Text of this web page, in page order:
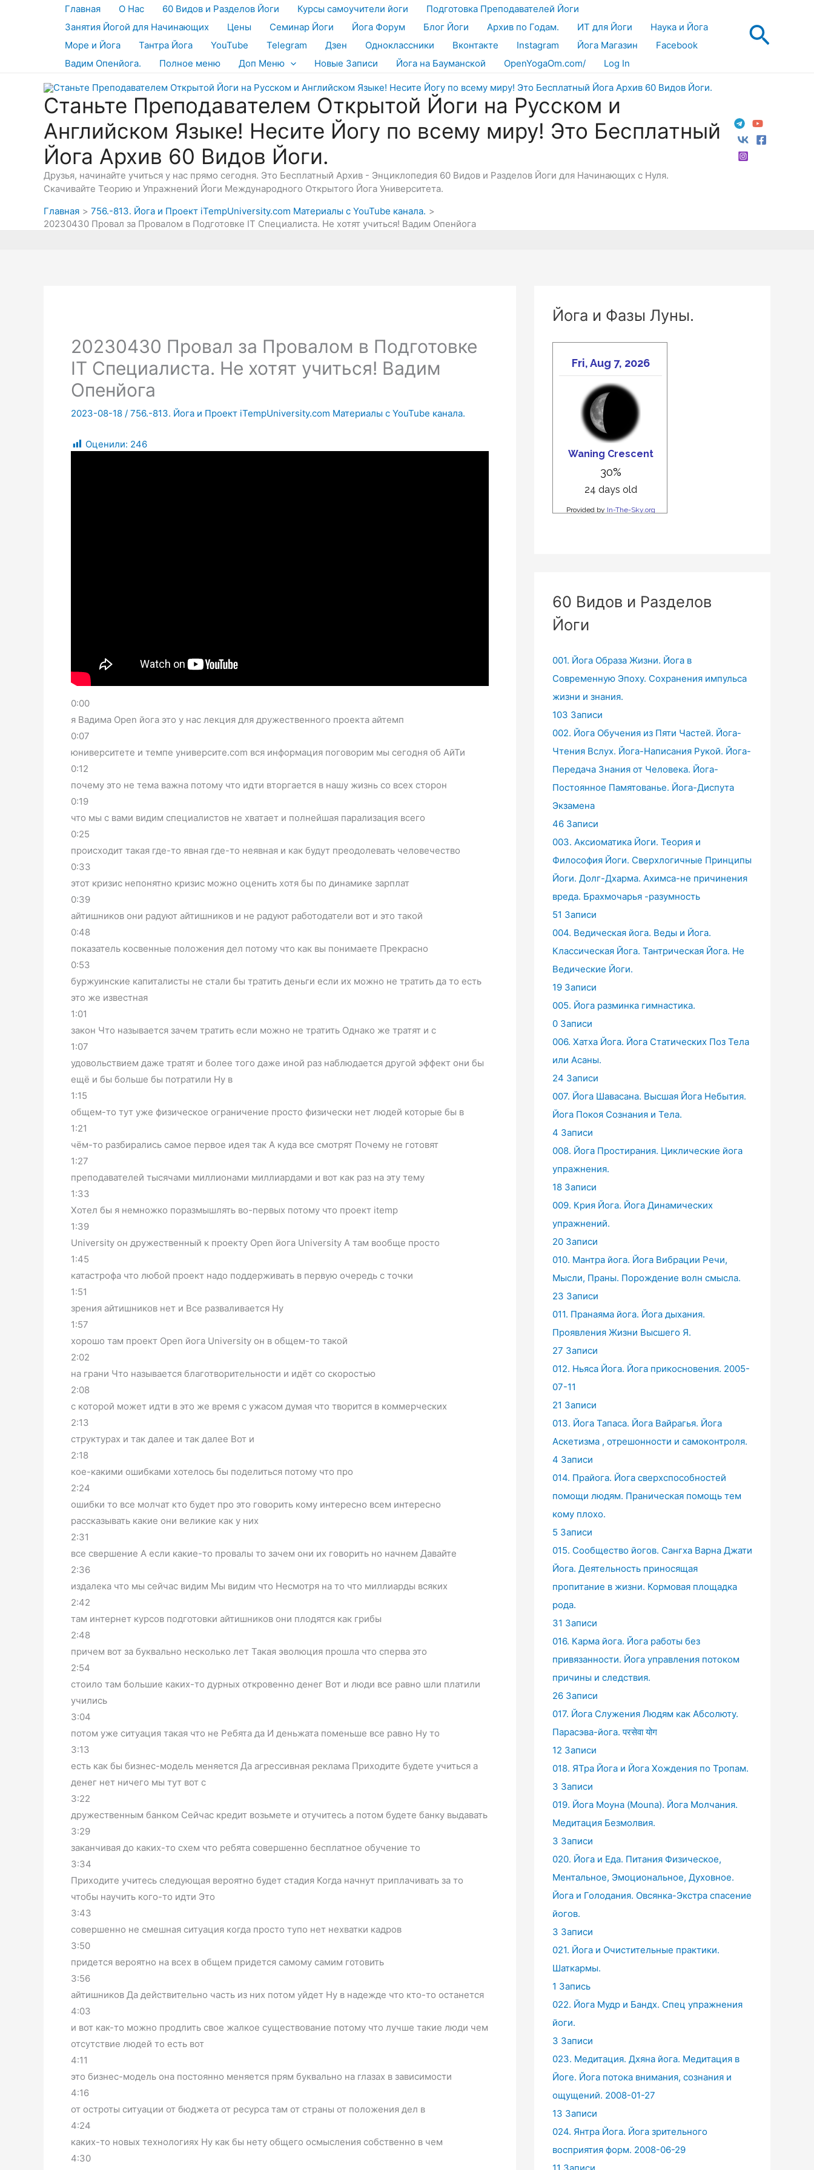
Главная О Нас 60 Видов и Разделов Йоги Курсы самоучители йоги
Подготовка Преподавателей Йоги
Занятия Йогой для Начинающих
Цены Семинар Йоги Йога Форум Блог Йоги Архив по Годам. ИТ для Йоги
Наука и Йога
Море и Йога
Тантра Йога YouTube Telegram Дзен Одноклассники Вконтакте Instagram Йога Магазин
Facebook
Вадим Опенйога.
Полное меню Доп Меню Новые Записи Йога на Бауманской OpenYogaOm.com/ Log In
Станьте Преподавателем Открытой Йоги на Русском и
Английском Языке! Несите Йогу по всему миру! Это Бесплатный
Йога Архив 60 Видов Йоги.
Друзья, начинайте учиться у нас прямо сегодня. Это Бесплатный Архив - Энциклопедия 60 Видов и Разделов Йоги для Начинающих с Нуля.
Скачивайте Теорию и Упражнений Йоги Международного Открытого Йога Университета.
Главная
756.-813. Йога и Проект iTempUniversity.com Материалы с YouTube канала.
20230430 Провал за Провалом в Подготовке IT Специалиста. Не хотят учиться! Вадим Опенйога
20230430 Провал за Провалом в Подготовке
IT Специалиста. Не хотят учиться! Вадим
Опенйога
2023-08-18 / 756.-813. Йога и Проект iTempUniversity.com Материалы с YouTube канала.
Оценили: 246
0:00
я Вадима Open йога это у нас лекция для дружественного проекта айтемп
0:07
юниверситете и темпе университе.com вся информация поговорим мы сегодня об АйТи
0:12
почему это не тема важна потому что идти вторгается в нашу жизнь со всех сторон
0:19
что мы с вами видим специалистов не хватает и полнейшая парализация всего
0:25
происходит такая где-то явная где-то неявная и как будут преодолевать человечество
0:33
этот кризис непонятно кризис можно оценить хотя бы по динамике зарплат
0:39
айтишников они радуют айтишников и не радуют работодатели вот и это такой
0:48
показатель косвенные положения дел потому что как вы понимаете Прекрасно
0:53
буржуинские капиталисты не стали бы тратить деньги если их можно не тратить да то есть
это же известная
1:01
закон Что называется зачем тратить если можно не тратить Однако же тратят и с
1:07
удовольствием даже тратят и более того даже иной раз наблюдается другой эффект они бы
ещё и бы больше бы потратили Ну в
1:15
общем-то тут уже физическое ограничение просто физически нет людей которые бы в
1:21
чём-то разбирались самое первое идея так А куда все смотрят Почему не готовят
1:27
преподавателей тысячами миллионами миллиардами и вот как раз на эту тему
1:33
Хотел бы я немножко поразмышлять во-первых потому что проект itemp
1:39
University он дружественный к проекту Open йога University А там вообще просто
1:45
катастрофа что любой проект надо поддерживать в первую очередь с точки
1:51
зрения айтишников нет и Все разваливается Ну
1:57
хорошо там проект Open йога University он в общем-то такой
2:02
на грани Что называется благотворительности и идёт со скоростью
2:08
с которой может идти в это же время с ужасом думая что творится в коммерческих
2:13
структурах и так далее и так далее Вот и
2:18
кое-какими ошибками хотелось бы поделиться потому что про
2:24
ошибки то все молчат кто будет про это говорить кому интересно всем интересно
рассказывать какие они великие как у них
2:31
все свершение А если какие-то провалы то зачем они их говорить но начнем Давайте
2:36
издалека что мы сейчас видим Мы видим что Несмотря на то что миллиарды всяких
2:42
там интернет курсов подготовки айтишников они плодятся как грибы
2:48
причем вот за буквально несколько лет Такая эволюция прошла что сперва это
2:54
стоило там большие каких-то дурных откровенно денег Вот и люди все равно шли платили
учились
3:04
потом уже ситуация такая что не Ребята да И деньжата поменьше все равно Ну то
3:13
есть как бы бизнес-модель меняется Да агрессивная реклама Приходите будете учиться а
денег нет ничего мы тут вот с
3:22
дружественным банком Сейчас кредит возьмете и отучитесь а потом будете банку выдавать
3:29
заканчивая до каких-то схем что ребята совершенно бесплатное обучение то
3:34
Приходите учитесь следующая вероятно будет стадия Когда начнут приплачивать за то
чтобы научить кого-то идти Это
3:43
совершенно не смешная ситуация когда просто тупо нет нехватки кадров
3:50
придется вероятно на всех в общем придется самому самим готовить
3:56
айтишников Да действительно часть из них потом уйдет Ну в надежде что кто-то останется
4:03
и вот как-то можно продлить свое жалкое существование потому что лучше такие люди чем
отсутствие людей то есть вот
4:11
это бизнес-модель она постоянно меняется прям буквально на глазах в зависимости
4:16
от остроты ситуации от бюджета от ресурса там от страны от положения дел в
4:24
каких-то новых технологиях Ну как бы нету общего осмысления собственно в чем
4:30
Йога и Фазы Луны.
60 Видов и Разделов
Йоги
001. Йога Образа Жизни. Йога в
Современную Эпоху. Сохранения импульса
жизни и знания.
103 Записи
002. Йога Обучения из Пяти Частей. Йога-
Чтения Вслух. Йога-Написания Рукой. Йога-
Передача Знания от Человека. Йога-
Постоянное Памятованье. Йога-Диспута
Экзамена
46 Записи
003. Аксиоматика Йоги. Теория и
Философия Йоги. Сверхлогичные Принципы
Йоги. Долг-Дхарма. Ахимса-не причинения
вреда. Брахмочарья -разумность
51 Записи
004. Ведическая йога. Веды и Йога.
Классическая Йога. Тантрическая Йога. Не
Ведические Йоги.
19 Записи
005. Йога разминка гимнастика.
0 Записи
006. Хатха Йога. Йога Статических Поз Тела
или Асаны.
24 Записи
007. Йога Шавасана. Высшая Йога Небытия.
Йога Покоя Сознания и Тела.
4 Записи
008. Йога Простирания. Циклические йога
упражнения.
18 Записи
009. Крия Йога. Йога Динамических
упражнений.
20 Записи
010. Мантра йога. Йога Вибрации Речи,
Мысли, Праны. Порождение волн смысла.
23 Записи
011. Пранаяма йога. Йога дыхания.
Проявления Жизни Высшего Я.
27 Записи
012. Ньяса Йога. Йога прикосновения. 2005-
07-11
21 Записи
013. Йога Тапаса. Йога Вайрагья. Йога
Аскетизма , отрешонности и самоконтроля.
4 Записи
014. Прайога. Йога сверхспособностей
помощи людям. Праническая помощь тем
кому плохо.
5 Записи
015. Сообщество йогов. Сангха Варна Джати
Йога. Деятельность приносящая
пропитание в жизни. Кормовая площадка
рода.
31 Записи
016. Карма йога. Йога работы без
привязанности. Йога управления потоком
причины и следствия.
26 Записи
017. Йога Служения Людям как Абсолюту.
Парасэва-йога. परसेवा योग
12 Записи
018. ЯТра Йога и Йога Хождения по Тропам.
3 Записи
019. Йога Моуна (Mouna). Йога Молчания.
Медитация Безмолвия.
3 Записи
020. Йога и Еда. Питания Физическое,
Ментальное, Эмоциональное, Духовное.
Йога и Голодания. Овсянка-Экстра спасение
йогов.
3 Записи
021. Йога и Очистительные практики.
Шаткармы.
1 Запись
022. Йога Мудр и Бандх. Спец упражнения
йоги.
3 Записи
023. Медитация. Дхяна йога. Медитация в
Йоге. Йога потока внимания, сознания и
ощущений. 2008-01-27
13 Записи
024. Янтра Йога. Йога зрительного
восприятия форм. 2008-06-29